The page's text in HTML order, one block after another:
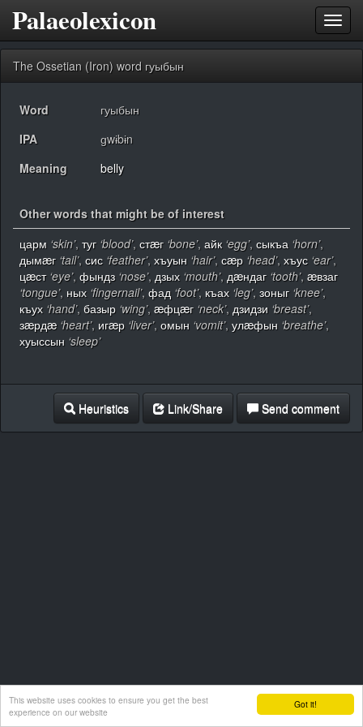
Got it!
This website uses cookies to ensure you get the best
experience on our website
Palaeolexicon
The Ossetian (Iron) word гуыбын
Word
гуыбын
IPA
ɡwɨbɨn
Meaning
belly
Other words that might be of interest
царм ‘skin’, туг ‘blood’, стæг ‘bone’, айк ‘egg’, сыкъа ‘horn’,
дымæг ‘tail’, сис ‘feather’, хъуын ‘hair’, сæр ‘head’, хъус ‘ear’,
цæст ‘eye’, фындз ‘nose’, дзых ‘mouth’, дæндаг ‘tooth’, æвзаг
‘tongue’, ных ‘fingernail’, фад ‘foot’, къах ‘leg’, зоныг ‘knee’,
къух ‘hand’, базыр ‘wing’, æфцæг ‘neck’, дзидзи ‘breast’,
зæрдæ ‘heart’, игæр ‘liver’, омын ‘vomit’, улæфын ‘breathe’,
хуыссын ‘sleep’
Heuristics Link/Share Send comment